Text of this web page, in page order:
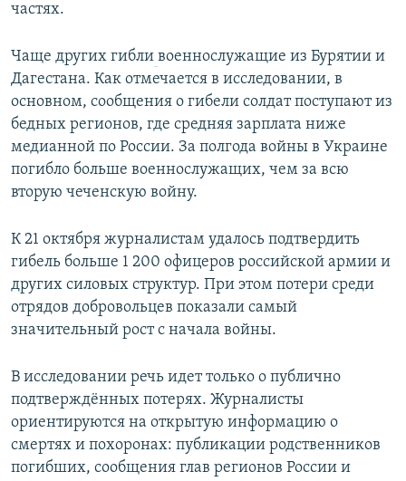
частях.
Чаще других гибли военнослужащие из Бурятии и
Дагестана. Как отмечается в исследовании, в
основном, сообщения о гибели солдат поступают из
бедных регионов, где средняя зарплата ниже
медианной по России. За полгода войны в Украине
погибло больше военнослужащих, чем за всю
вторую чеченскую войну.
К 21 октября журналистам удалось подтвердить
гибель больше 1 200 офицеров российской армии и
других силовых структур. При этом потери среди
отрядов добровольцев показали самый
значительный рост с начала войны.
В исследовании речь идет только о публично
подтверждённых потерях. Журналисты
ориентируются на открытую информацию о
смертях и похоронах: публикации родственников
погибших, сообщения глав регионов России и